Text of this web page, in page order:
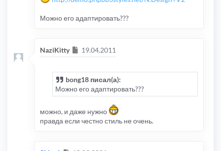
Можно его адаптировать???
NaziKitty Сообщение
19.04.2011
bong18 писал(а):
Можно его адаптировать???
можно, и даже нужно
правда если честно стиль не очень.